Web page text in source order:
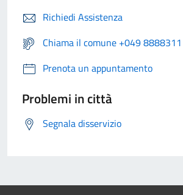
Richiedi Assistenza
Chiama il comune +049 8888311
Prenota un appuntamento
Problemi in città
Segnala disservizio